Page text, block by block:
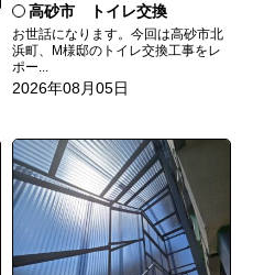
高砂市 トイレ交換
お世話になります。今回は高砂市北
浜町、M様邸のトイレ交換工事をレ
ポー...
2026年08月05日